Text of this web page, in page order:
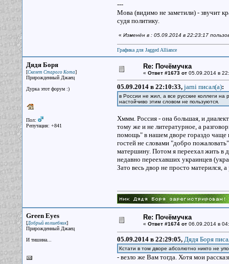
---
Мова (видимо не заметили) - звучит
судя политику.
« Изменён в : 05.09.2014 в 22:23:17
Графика для Jagged Alliance
Дядя Боря
[Скелет Старого Кота]
Прирожденный Джаец
Дурка этот форум :)
Пол:
Репутация: +841
Re: Почёмучка
« Ответ #1673 от05.09.2014 в
05.09.2014 в 22:10:33, jarni писал(a):
в России не жил, а все русские коллеги на
настойчиво этим словом не пользуются.
Хммм. Россия - она большая, и
тому же и не литературное, а
помощь" в нашем дворе гораздо чаще
гостей не словами "добро
матершину. Потом я переехал жить в
недавно переехавших украинцев
Зато весь двор не просто матерился,
Green Eyes
[Добрый волшебник]
Прирожденный Джаец
И тишина...
Re: Почёмучка
« Ответ #1674 от06.09.2014 в
05.09.2014 в 22:29:05, Дядя Боря
Кстати в том дворе абсолютно никто не
- везло же Вам тогда. Хотя мои